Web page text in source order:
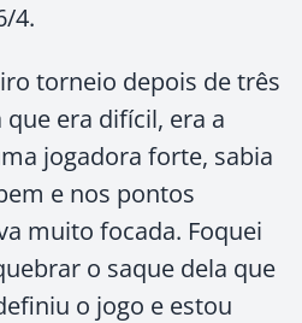
4.
torneio depois de três
que era difícil, era a
jogadora forte, sabia
e nos pontos
muito focada. Foquei
o saque dela que
o jogo e estou